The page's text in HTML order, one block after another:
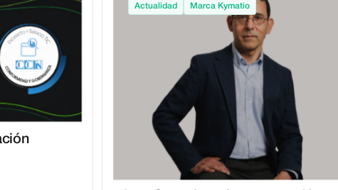
Actualidad Marca Kymatio